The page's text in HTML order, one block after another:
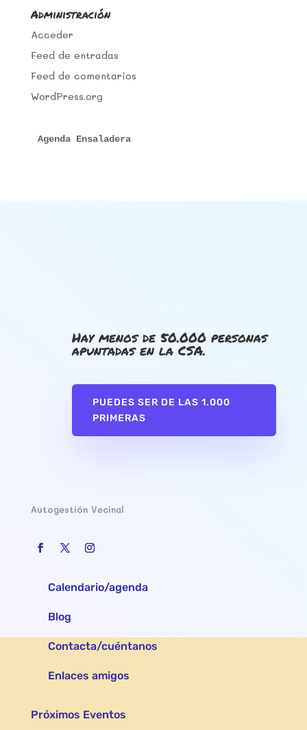
meses
Administración
Acceder
Feed de entradas
Feed de comentarios
WordPress.org
Agenda Ensaladera
Hay menos de 50.000 personas
apuntadas en la CSA.
PUEDES SER DE LAS 1.000
PRIMERAS
Autogestión Vecinal
Calendario/agenda
Blog
Contacta/cuéntanos
Enlaces amigos
Próximos Eventos